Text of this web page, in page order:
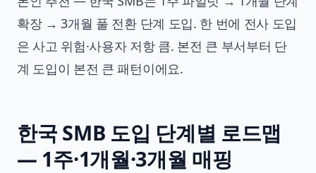
확장 → 3개월 풀 전환 단계 도입. 한 번에 전사 도입
은 사고 위험·사용자 저항 큼. 본전 큰 부서부터 단
계 도입이 본전 큰 패턴이에요.
한국 SMB 도입 단계별 로드맵
— 1주·1개월·3개월 매핑